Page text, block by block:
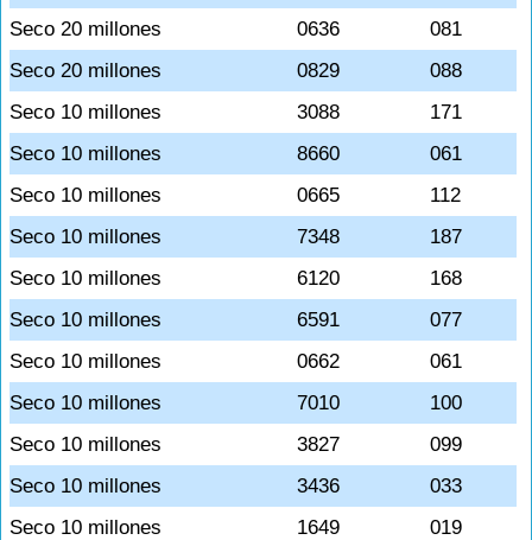
Seco 20 millones
0636
081
Seco 20 millones
0829
088
Seco 10 millones
3088
171
Seco 10 millones
8660
061
Seco 10 millones
0665
112
Seco 10 millones
7348
187
Seco 10 millones
6120
168
Seco 10 millones
6591
077
Seco 10 millones
0662
061
Seco 10 millones
7010
100
Seco 10 millones
3827
099
Seco 10 millones
3436
033
Seco 10 millones
1649
019